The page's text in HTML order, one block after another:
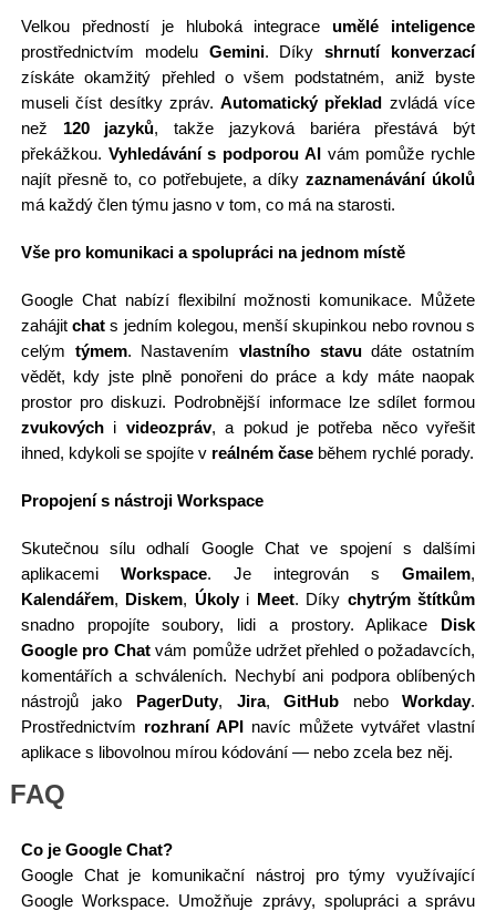
Velkou předností je hluboká integrace umělé inteligence
prostřednictvím modelu Gemini. Díkyshrnutí konverzací
získáte okamžitý přehled o všem podstatném, aniž byste
museli číst desítky zpráv.Automatický překlad zvládá více
než 120 jazyků, takže jazyková bariéra přestává být
překážkou. Vyhledávání s podporou AIvám pomůže rychle
najít přesně to, co potřebujete, a díkyzaznamenávání úkolů
má každý člen týmu jasno v tom, co má na starosti.
Vše pro komunikaci a spolupráci na jednom místě
Google Chat nabízí flexibilní možnosti komunikace. Můžete
zahájitchat s jedním kolegou, menší skupinkou nebo rovnou s
celým týmem. Nastavenímvlastního stavudáte ostatním
vědět, kdy jste plně ponořeni do práce a kdy máte naopak
prostor pro diskuzi. Podrobnější informace lze sdílet formou
zvukovýchi videozpráv, a pokud je potřeba něco vyřešit
ihned, kdykoli se spojíte v reálném časeběhem rychlé porady.
Propojení s nástroji Workspace
Skutečnou sílu odhalí Google Chat ve spojení s dalšími
aplikacemi Workspace. Je integrován sGmailem,
Kalendářem, Diskem, Úkolyi Meet. Díky chytrým štítkům
snadno propojíte soubory, lidi a prostory. Aplikace Disk
Google pro Chatvám pomůže udržet přehled o požadavcích,
komentářích a schváleních. Nechybí ani podpora oblíbených
nástrojů jako PagerDuty, Jira,GitHub neboWorkday.
Prostřednictvím rozhraní API navíc můžete vytvářet vlastní
aplikace s libovolnou mírou kódování — nebo zcela bez něj.
FAQ
Co je Google Chat?
Google Chat je komunikační nástroj pro týmy využívající
Google Workspace. Umožňuje zprávy, spolupráci a správu